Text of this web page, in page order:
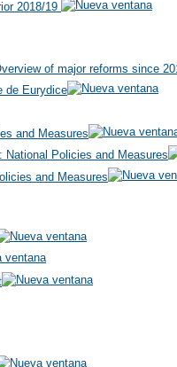
2018/19
of major reforms since
de Eurydice
and Measures
Policies and Measures
and Measures